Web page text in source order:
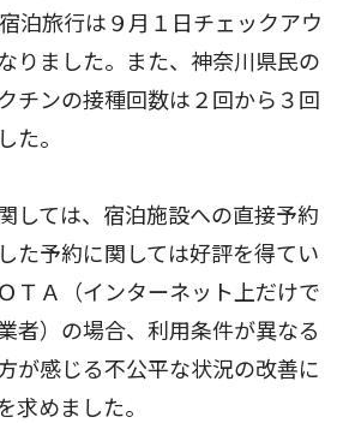
泊旅行は９月１日チェックアウ
りました。また、神奈川県民の
チンの接種回数は２回から３回
た。
しては、宿泊施設への直接予約
た予約に関しては好評を得てい
ＴＡ（インターネット上だけで
者）の場合、利用条件が異なる
が感じる不公平な状況の改善に
求めました。